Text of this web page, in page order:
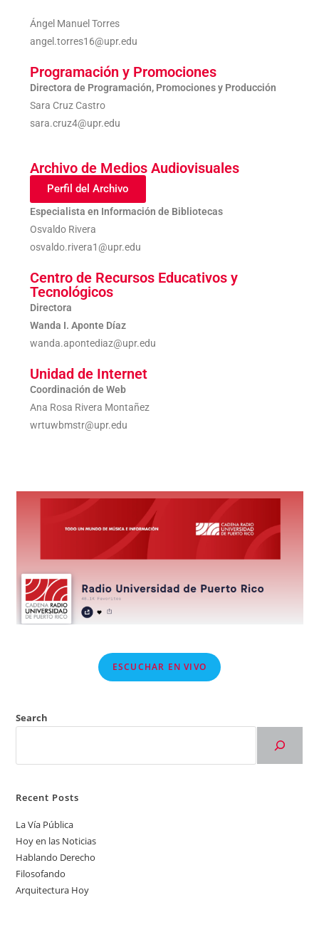
Ángel Manuel Torres
angel.torres16@upr.edu
Programación y Promociones
Directora de Programación, Promocionesy Producción
Sara Cruz Castro
sara.cruz4@upr.edu
Archivo de Medios Audiovisuales
Perfil del Archivo
Especialista en Información de Bibliotecas
Osvaldo Rivera
osvaldo.rivera1@upr.edu
Centro de Recursos Educativos y
Tecnológicos
Directora
Wanda I. Aponte Díaz
wanda.apontediaz@upr.edu
Unidad de Internet
Coordinación de Web
Ana Rosa Rivera Montañez
wrtuwbmstr@upr.edu
ESCUCHAR EN VIVO
Search
Recent Posts
La Vía Pública
Hoy en las Noticias
Hablando Derecho
Filosofando
Arquitectura Hoy